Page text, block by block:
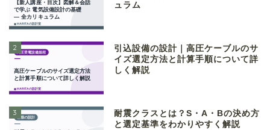
ュラム
2
引込設備の設計｜高圧ケーブルのサ
イズ選定方法と計算手順について詳
しく解説
3
耐震クラスとは？S・A・Bの決め方
と選定基準をわかりやすく解説